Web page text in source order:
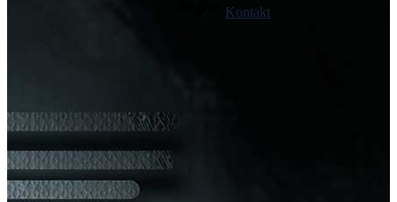
Kontakt